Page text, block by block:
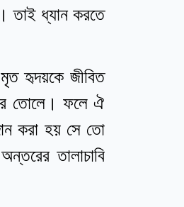
তাই ধ্যান করতে
হৃদয়কে জীবিত
তোলে। ফলে ঐ
করা হয় সে তো
তালাচাবি